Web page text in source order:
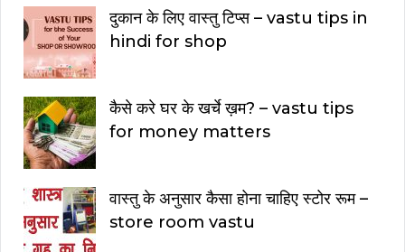
दुकान के लिए वास्तु टिप्स – vastu tips in
hindi for shop
कैसे करे घर के खर्चे ख़म? – vastu tips
for money matters
वास्तु के अनुसार कैसा होना चाहिए स्टोर रूम –
store room vastu